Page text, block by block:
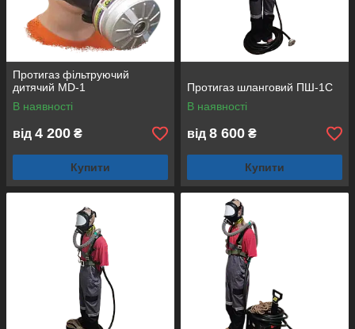
Протигаз фільтруючий
дитячий MD-1
В наявності
від 4 200 ₴
Купити
Протигаз шланговий ПШ-1С
В наявності
від 8 600 ₴
Купити